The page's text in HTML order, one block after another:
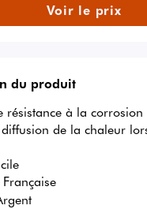
Voir le prix
du produit
résistance à la corrosion
de la chaleur